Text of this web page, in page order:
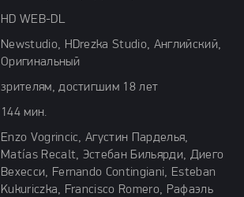
HD WEB-DL
Newstudio, HDrezka Studio, Английский,
Оригинальный
зрителям, достигшим 18 лет
144 мин.
Enzo Vogrincic, Агустин Парделья,
Matías Recalt, Эстебан Бильярди, Диего
Вехесси, Fernando Contingiani, Esteban
Kukuriczka, Francisco Romero, Рафаэль